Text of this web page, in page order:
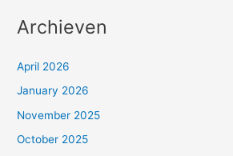
Archieven
April 2026
January 2026
November 2025
October 2025